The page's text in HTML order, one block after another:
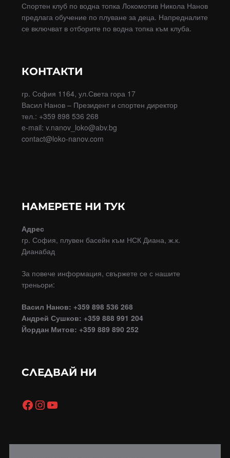
Спортен клуб по водна топка Локомотив Никола Нанов
предлага обучение по плуване за деца. Напредналите
се включват в отборите по водна топка към клуба.
КОНТАКТИ
гр. София 1164, ул.Света гора 17
Васил Нанов – Президент и спортен директор
тел.: +359 898 536 268
e-mail: v.nanov_loko@abv.bg
contact@loko-nanov.com
НАМЕРЕТЕ НИ ТУК
Адрес
гр. София, плувен басейн към НСК Диана, ж.к.
Дианабад
За повече информация, свържете се с нашите
треньори:
Васил Нанов: +359 898 536 268
Андрей Сушков: +359 888 991 204
Йордан Митов: +359 889 890 252
СЛЕДВАЙ НИ
Facebook
Instagram
YouTube